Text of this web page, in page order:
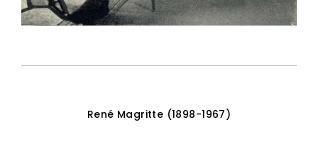
René Magritte (1898-1967)